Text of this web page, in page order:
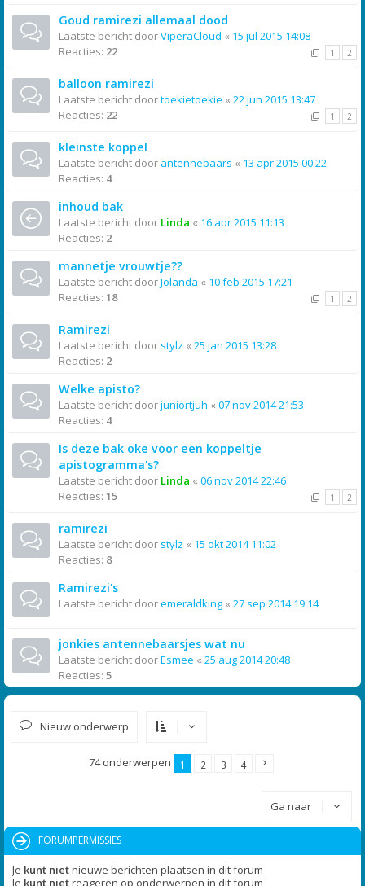
Goud ramirezi allemaal dood
Laatste bericht doorViperaCloud « 15 jul 2015 14:08
Reacties: 22 1 2
balloon ramirezi
Laatste bericht doortoekietoekie « 22 jun 2015 13:47
Reacties: 22 1 2
kleinste koppel
Laatste bericht door antennebaars « 13 apr 2015 00:22
Reacties: 4
inhoud bak
Laatste bericht door Linda « 16 apr 2015 11:13
Reacties: 2
mannetje vrouwtje??
Laatste bericht doorJolanda « 10 feb 2015 17:21
Reacties: 18 1 2
Ramirezi
Laatste bericht door stylz « 25 jan 2015 13:28
Reacties: 2
Welke apisto?
Laatste bericht doorjuniortjuh « 07 nov 2014 21:53
Reacties: 4
Is deze bak oke voor een koppeltje
apistogramma's?
Laatste bericht door Linda « 06 nov 2014 22:46
Reacties: 15 1 2
ramirezi
Laatste bericht door stylz « 15 okt 2014 11:02
Reacties: 8
Ramirezi's
Laatste bericht dooremeraldking « 27 sep 2014 19:14
jonkies antennebaarsjes wat nu
Laatste bericht doorEsmee « 25 aug 2014 20:48
Reacties: 5
Nieuw onderwerp
74 onderwerpen 1 2 3 4
Ga naar
FORUMPERMISSIES
Je kunt nietnieuwe berichten plaatsen in dit forum
Je kunt nietreageren op onderwerpen in dit forum